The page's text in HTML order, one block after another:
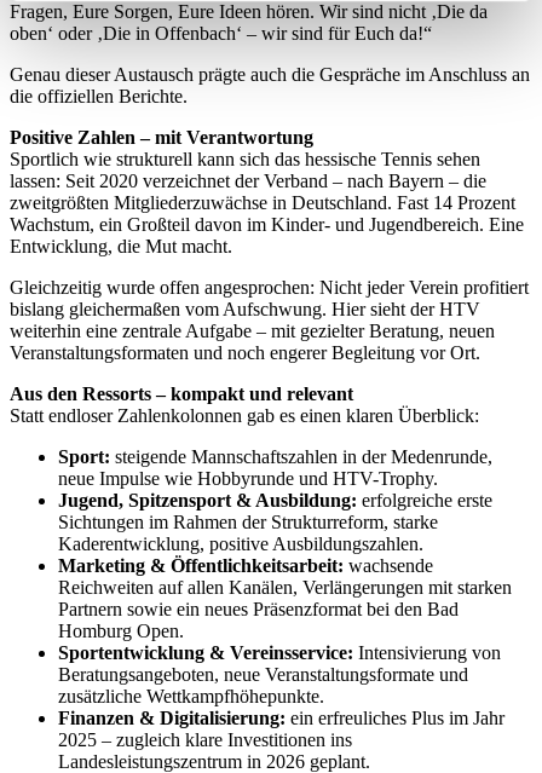
bestimmten Merkmalen (Fingerprinting) identifizieren
verarbeitet werden, und legen Sie Ihre Präferenzen im
Wir verwenden Cookies, um Inhalte und Anzeigen zu
personalisieren, Funktionen für soziale Medien anbieten
zu können und die Zugriffe auf unsere Website zu
analysieren. Außerdem geben wir Informationen zu Ihrer
Verwendung unserer Website an unsere Partner für
soziale Medien, Werbung und Analysen weiter. Unsere
Partner führen diese Informationen möglicherweise mit
haben oder die sie im Rahmen Ihrer Nutzung der Dienste
Cookie-Einstellungen
jederzeit über den Link im Footer aufgerufen und
angepasst werden.
Fragen, Eure Sorgen, Eure Ideen hören. Wir sind nicht ‚Die da
oben‘ oder ‚Die in Offenbach‘ – wir sind für Euch da!“
Genau dieser Austausch prägte auch die Gespräche im Anschluss an
die offiziellen Berichte.
Positive Zahlen – mit Verantwortung
Sportlich wie strukturell kann sich das hessische Tennis sehen
lassen: Seit 2020 verzeichnet der Verband – nach Bayern – die
zweitgrößten Mitgliederzuwächse in Deutschland. Fast 14 Prozent
Wachstum, ein Großteil davon im Kinder- und Jugendbereich. Eine
Entwicklung, die Mut macht.
Gleichzeitig wurde offen angesprochen: Nicht jeder Verein profitiert
bislang gleichermaßen vom Aufschwung. Hier sieht der HTV
weiterhin eine zentrale Aufgabe – mit gezielter Beratung, neuen
Veranstaltungsformaten und noch engerer Begleitung vor Ort.
Aus den Ressorts – kompakt und relevant
Statt endloser Zahlenkolonnen gab es einen klaren Überblick:
Sport: steigende Mannschaftszahlen in der Medenrunde,
neue Impulse wie Hobbyrunde und HTV-Trophy.
Jugend, Spitzensport & Ausbildung: erfolgreiche erste
Sichtungen im Rahmen der Strukturreform, starke
Kaderentwicklung, positive Ausbildungszahlen.
Marketing & Öffentlichkeitsarbeit: wachsende
Reichweiten auf allen Kanälen, Verlängerungen mit starken
Partnern sowie ein neues Präsenzformat bei den Bad
Homburg Open.
Sportentwicklung & Vereinsservice: Intensivierung von
Beratungsangeboten, neue Veranstaltungsformate und
zusätzliche Wettkampfhöhepunkte.
Finanzen & Digitalisierung: ein erfreuliches Plus im Jahr
2025 – zugleich klare Investitionen ins
Landesleistungszentrum in 2026 geplant.